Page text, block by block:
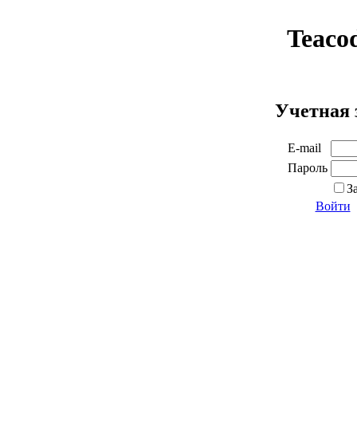
Учетная
E-mail
Пароль
Войти